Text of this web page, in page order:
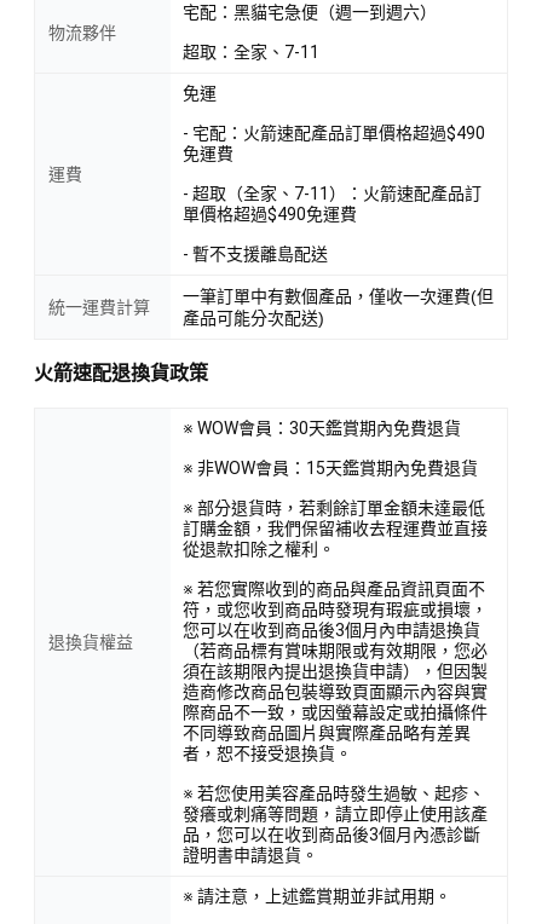
物流夥伴
宅配：黑貓宅急便（週一到週六）
超取：全家、7-11
運費
免運
- 宅配：火箭速配產品訂單價格超過$490
免運費
- 超取（全家、7-11）：火箭速配產品訂
單價格超過$490免運費
- 暫不支援離島配送
統一運費計算
一筆訂單中有數個產品，僅收一次運費(但
產品可能分次配送)
火箭速配退換貨政策
退換貨權益
※ WOW會員：30天鑑賞期內免費退貨
※ 非WOW會員：15天鑑賞期內免費退貨
※ 部分退貨時，若剩餘訂單金額未達最低
訂購金額，我們保留補收去程運費並直接
從退款扣除之權利。
※ 若您實際收到的商品與產品資訊頁面不
符，或您收到商品時發現有瑕疵或損壞，
您可以在收到商品後3個月內申請退換貨
（若商品標有賞味期限或有效期限，您必
須在該期限內提出退換貨申請），但因製
造商修改商品包裝導致頁面顯示內容與實
際商品不一致，或因螢幕設定或拍攝條件
不同導致商品圖片與實際產品略有差異
者，恕不接受退換貨。
※ 若您使用美容產品時發生過敏、起疹、
發癢或刺痛等問題，請立即停止使用該產
品，您可以在收到商品後3個月內憑診斷
證明書申請退貨。
※ 請注意，上述鑑賞期並非試用期。